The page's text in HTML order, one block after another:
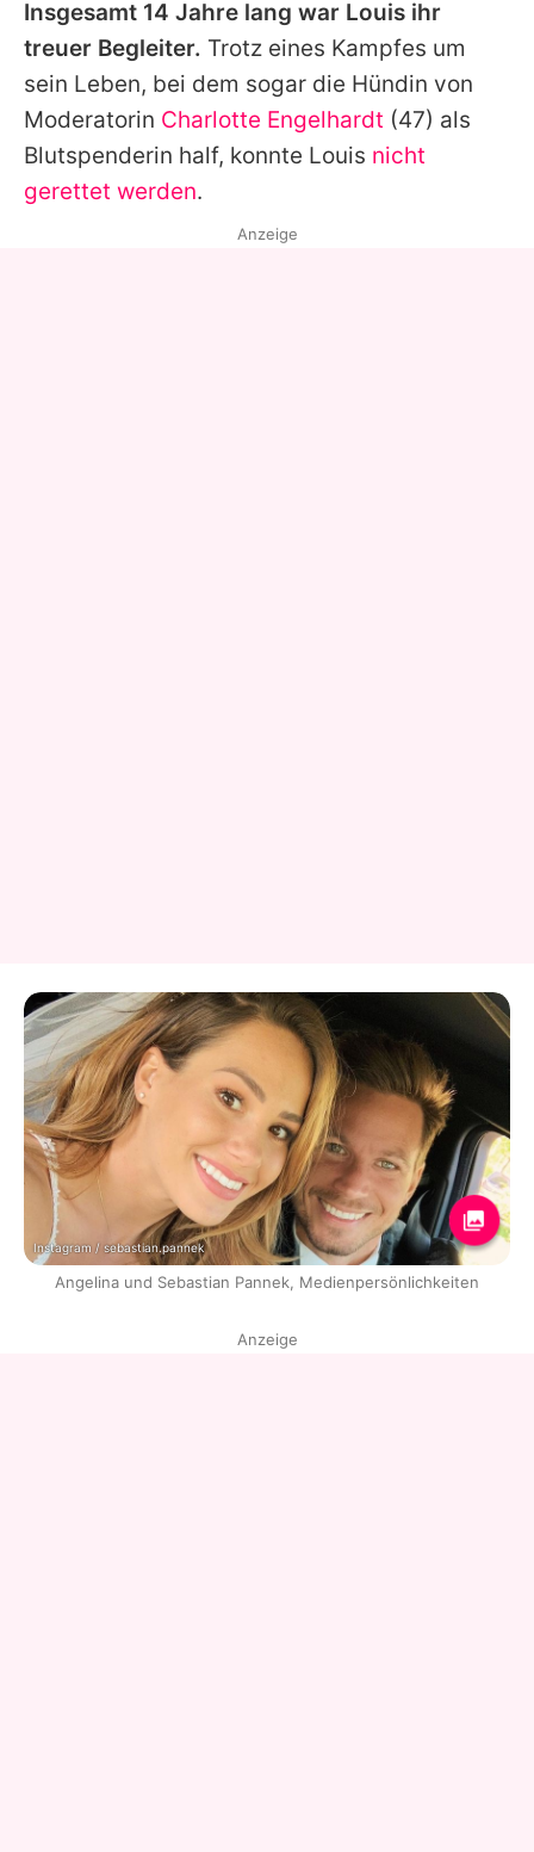
Insgesamt 14 Jahre lang war Louis ihr
treuer Begleiter. Trotz eines Kampfes um
sein Leben, bei dem sogar die Hündin von
Moderatorin Charlotte Engelhardt (47) als
Blutspenderin half, konnte Louis nicht
gerettet werden.
Anzeige
Instagram / sebastian.pannek
Angelina und Sebastian Pannek, Medienpersönlichkeiten
Anzeige